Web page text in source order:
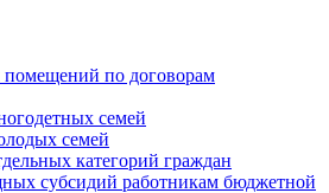
по договорам
семей
семей
категорий граждан
субсидий работникам бюджетной